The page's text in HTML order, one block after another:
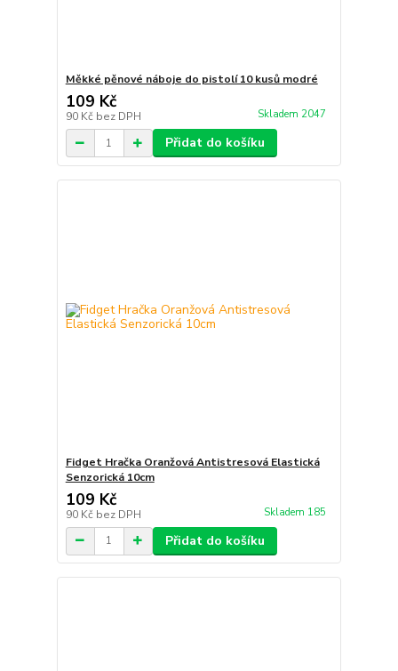
Měkké pěnové náboje do pistolí 10 kusů modré
109 Kč
90 Kč bez DPH Skladem 2047
Přidat do košíku
Fidget Hračka Oranžová Antistresová Elastická
Senzorická 10cm
109 Kč
90 Kč bez DPH Skladem 185
Přidat do košíku